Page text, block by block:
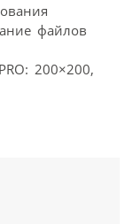
файлов
200×200,